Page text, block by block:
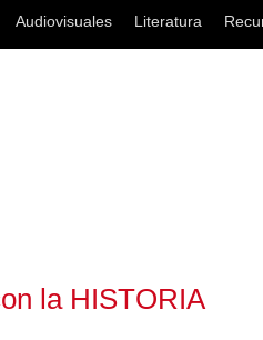
Audiovisuales Literatura
la HISTORIA